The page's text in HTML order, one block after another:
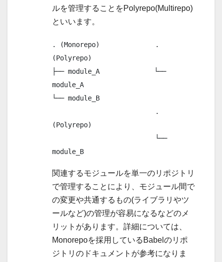
ルを管理することをPolyrepo(Multirepo)
といいます。
. (Monorepo)              .
(Polyrepo)
├── module_A         　   └──
module_A
└── module_B
(Polyrepo)
module_B
関連するモジュールを単一のリポジトリ
で管理することにより、モジュール間で
の変更や共通するもの(ライブラリやツ
ールなど)の管理が容易になるなどのメ
リットがあります。詳細については、
Monorepoを採用しているBabelのリポ
ジトリのドキュメントが参考になりま